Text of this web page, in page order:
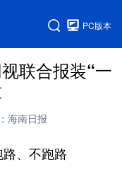
PC版本
联合报装“一
海南日报
、不跑路